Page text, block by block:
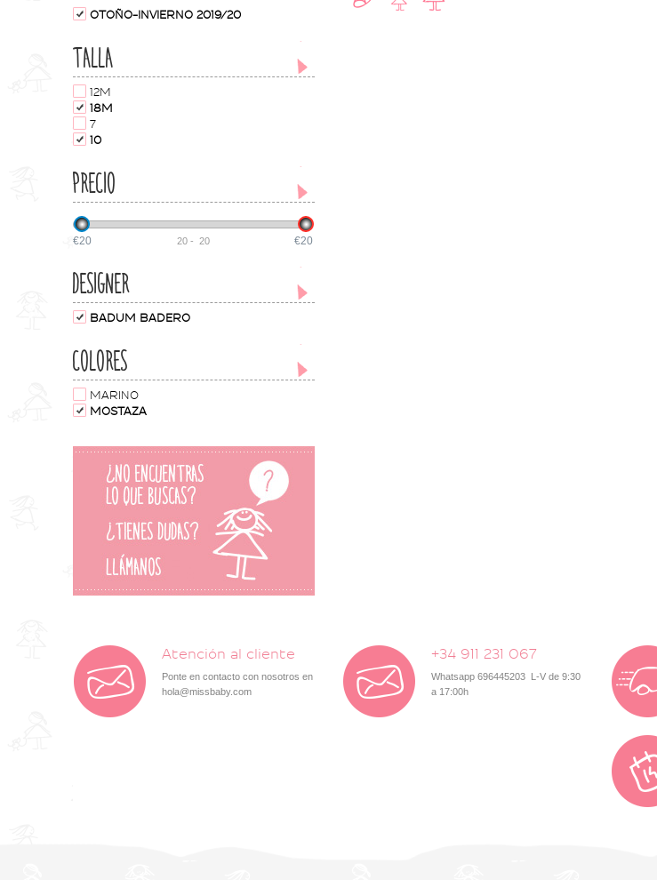
OTOÑO-INVIERNO 2019/20
TALLA
12M
18M
7
10
PRECIO
€20 €20
20- 20
DESIGNER
BADUM BADERO
COLORES
MARINO
MOSTAZA
Atención al cliente
Ponte en contacto con nosotros en
hola@missbaby.com
+34 911 231 067
Whatsapp 696445203 L-V de 9:30
a 17:00h